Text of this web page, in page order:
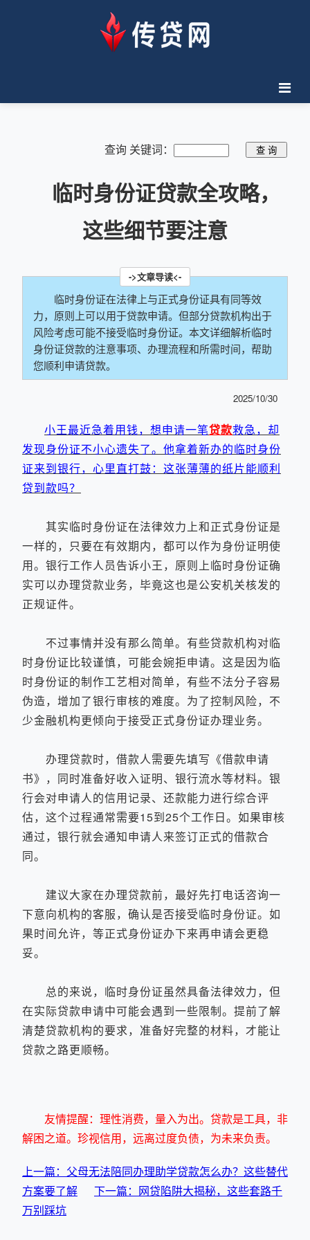
查询 关键词：
临时身份证贷款全攻略，
这些细节要注意
临时身份证在法律上与正式身份证具有同等效
力，原则上可以用于贷款申请。但部分贷款机构出于
风险考虑可能不接受临时身份证。本文详细解析临时
身份证贷款的注意事项、办理流程和所需时间，帮助
您顺利申请贷款。
2025/10/30
小王最近急着用钱，想申请一笔贷款救急，却
发现身份证不小心遗失了。他拿着新办的临时身份
证来到银行，心里直打鼓：这张薄薄的纸片能顺利
贷到款吗？
其实临时身份证在法律效力上和正式身份证是
一样的，只要在有效期内，都可以作为身份证明使
用。银行工作人员告诉小王，原则上临时身份证确
实可以办理贷款业务，毕竟这也是公安机关核发的
正规证件。
不过事情并没有那么简单。有些贷款机构对临
时身份证比较谨慎，可能会婉拒申请。这是因为临
时身份证的制作工艺相对简单，有些不法分子容易
伪造，增加了银行审核的难度。为了控制风险，不
少金融机构更倾向于接受正式身份证办理业务。
办理贷款时，借款人需要先填写《借款申请
书》，同时准备好收入证明、银行流水等材料。银
行会对申请人的信用记录、还款能力进行综合评
估，这个过程通常需要15到25个工作日。如果审核
通过，银行就会通知申请人来签订正式的借款合
同。
建议大家在办理贷款前，最好先打电话咨询一
下意向机构的客服，确认是否接受临时身份证。如
果时间允许，等正式身份证办下来再申请会更稳
妥。
总的来说，临时身份证虽然具备法律效力，但
在实际贷款申请中可能会遇到一些限制。提前了解
清楚贷款机构的要求，准备好完整的材料，才能让
贷款之路更顺畅。
友情提醒：理性消费，量入为出。贷款是工具，非
解困之道。珍视信用，远离过度负债，为未来负责。
上一篇：父母无法陪同办理助学贷款怎么办？这些替代
方案要了解
下一篇：网贷陷阱大揭秘，这些套路千
万别踩坑